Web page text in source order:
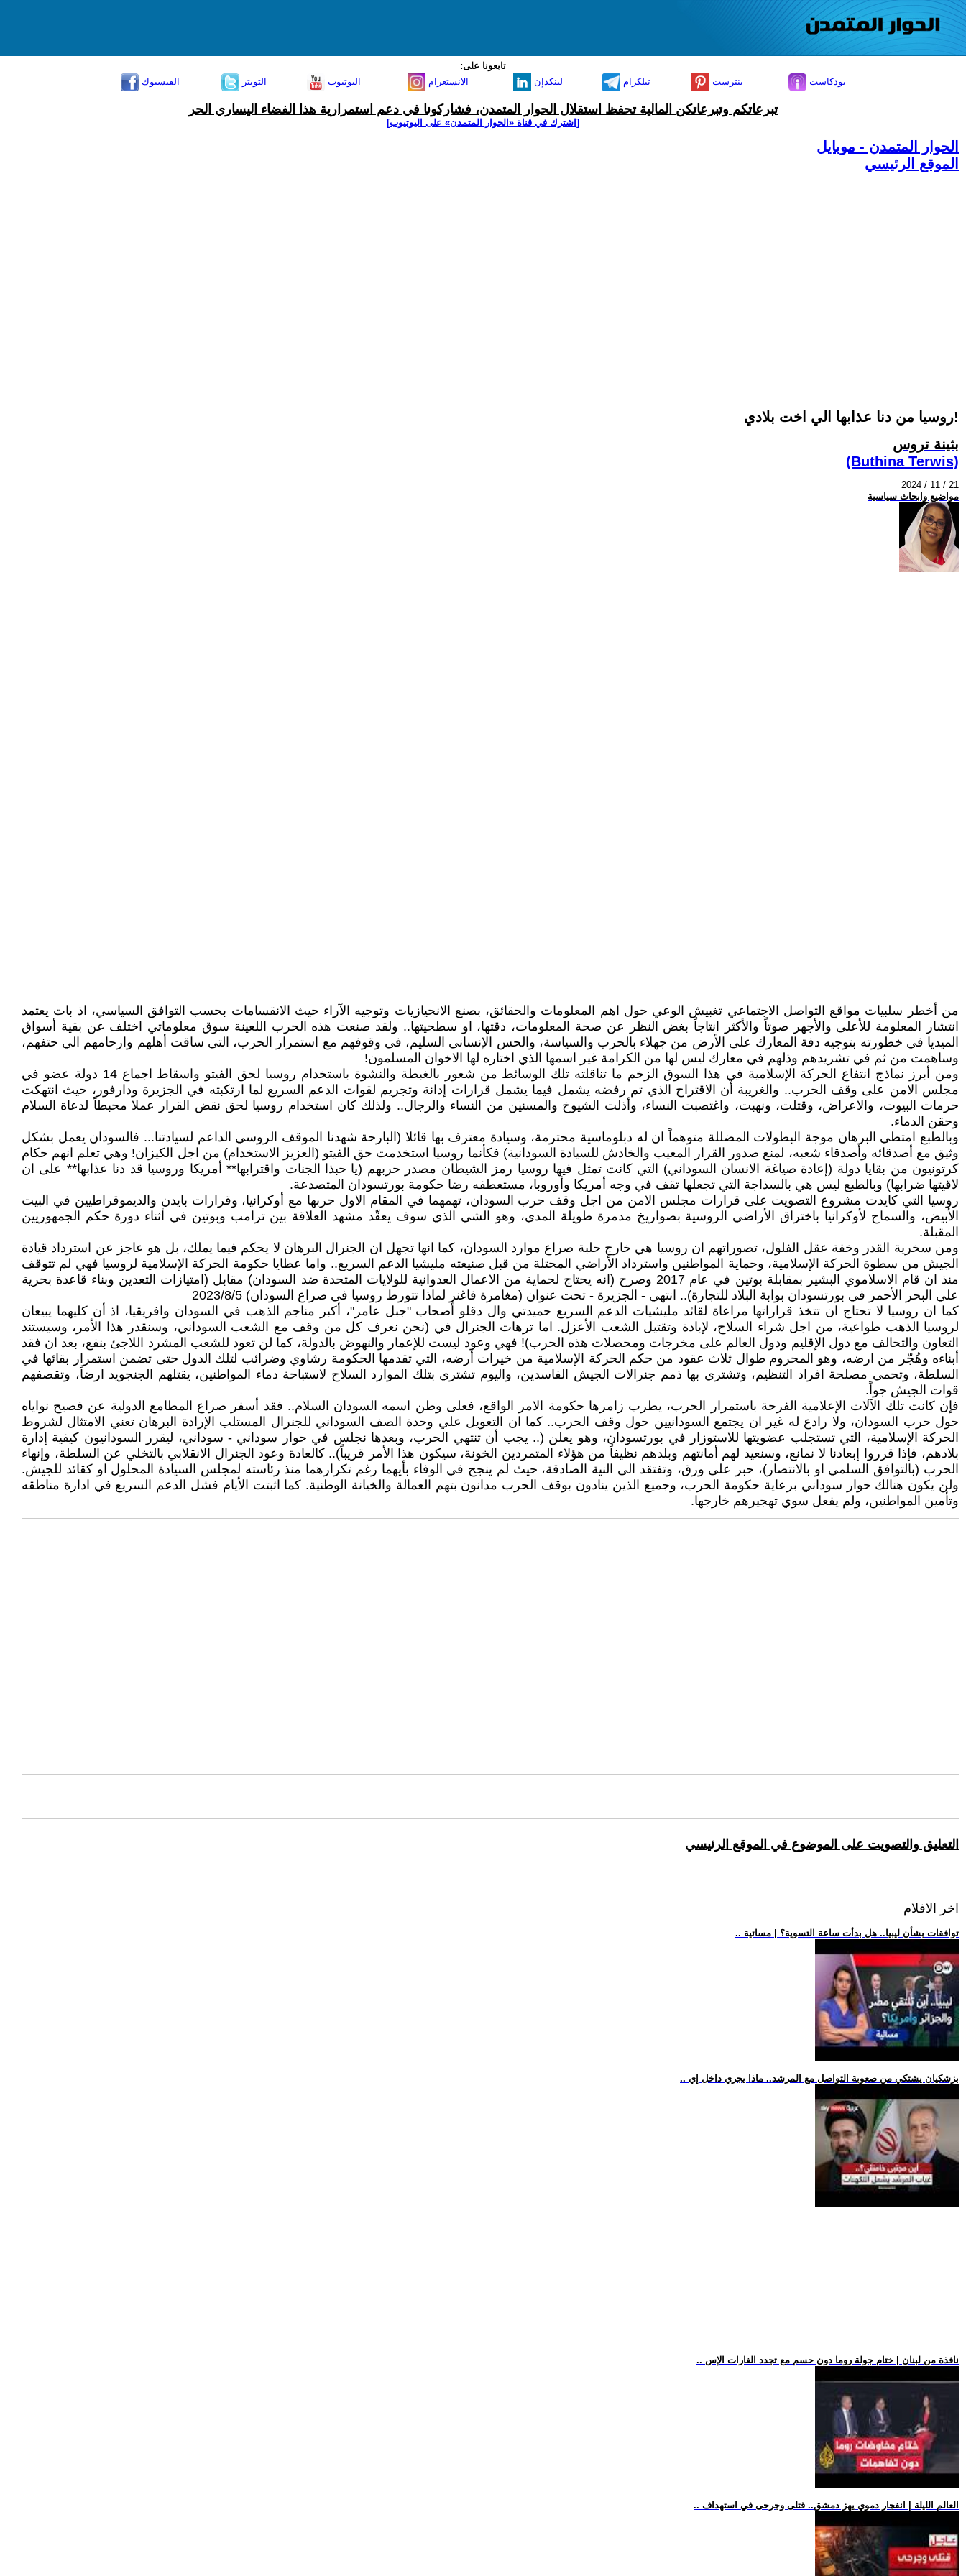
تابعونا على:
الفيسبوك
التويتر اليوتيوب الانستغرام لينكدإن تيلكرام بنترست بودكاست
تبرعاتكم وتبرعاتكن المالية تحفظ استقلال الحوار المتمدن، فشاركونا في دعم استمرارية هذا الفضاء اليساري الحر
[اشترك في قناة ‫«الحوار المتمدن» على اليوتيوب]
الحوار المتمدن - موبايل
الموقع الرئيسي
روسيا من دنا عذابها الي اخت بلادي!
بثينة تروس
(Buthina Terwis)
2024 / 11 / 21
مواضيع وابحاث سياسية
من أخطر سلبيات مواقع التواصل الاجتماعي تغبيش الوعي حول اهم المعلومات والحقائق، بصنع الانحيازيات وتوجيه الآراء حيث الانقسامات بحسب التوافق السياسي، اذ بات يعتمد
انتشار المعلومة للأعلى والأجهر صوتاً والأكثر انتاجاً بغض النظر عن صحة المعلومات، دقتها، او سطحيتها.. ولقد صنعت هذه الحرب اللعينة سوق معلوماتي اختلف عن بقية أسواق
الميديا في خطورته بتوجيه دفة المعارك على الأرض من جهلاء بالحرب والسياسة، والحس الإنساني السليم، في وقوفهم مع استمرار الحرب، التي ساقت أهلهم وارحامهم الي حتفهم،
وساهمت من ثم في تشريدهم وذلهم في معارك ليس لها من الكرامة غير اسمها الذي اختاره لها الاخوان المسلمون!
ومن أبرز نماذج انتفاع الحركة الإسلامية في هذا السوق الزخم ما تناقلته تلك الوسائط من شعور بالغبطة والنشوة باستخدام روسيا لحق الفيتو واسقاط اجماع 14 دولة عضو في
مجلس الامن على وقف الحرب.. والغريبة أن الاقتراح الذي تم رفضه يشمل فيما يشمل قرارات إدانة وتجريم لقوات الدعم السريع لما ارتكبته في الجزيرة ودارفور، حيث انتهكت
حرمات البيوت، والاعراض، وقتلت، ونهبت، واغتصبت النساء، وأذلت الشيوخ والمسنين من النساء والرجال.. ولذلك كان استخدام روسيا لحق نقض القرار عملا محبطاً لدعاة السلام
وحقن الدماء.
وبالطبع امتطي البرهان موجة البطولات المضللة متوهماً ان له دبلوماسية محترمة، وسيادة معترف بها قائلا (البارحة شهدنا الموقف الروسي الداعم لسيادتنا... فالسودان يعمل بشكل
وثيق مع أصدقائه وأصدقاء شعبه، لمنع صدور القرار المعيب والخادش للسيادة السودانية) فكأنما روسيا استخدمت حق الفيتو (العزيز الاستخدام) من اجل الكيزان! وهي تعلم انهم حكام
كرتونيون من بقايا دولة (إعادة صياغة الانسان السوداني) التي كانت تمثل فيها روسيا رمز الشيطان مصدر حربهم (يا حبذا الجنات واقترابها** أمريكا وروسيا قد دنا عذابها** على ان
لاقيتها ضرابها) وبالطبع ليس هي بالسذاجة التي تجعلها تقف في وجه أمريكا وأوروبا، مستعطفه رضا حكومة بورتسودان المتصدعة.
روسيا التي كايدت مشروع التصويت على قرارات مجلس الامن من اجل وقف حرب السودان، تهمهما في المقام الاول حربها مع أوكرانيا، وقرارات بايدن والديموقراطيين في البيت
الأبيض، والسماح لأوكرانيا باختراق الأراضي الروسية بصواريخ مدمرة طويلة المدي، وهو الشي الذي سوف يعقّد مشهد العلاقة بين ترامب وبوتين في أثناء دورة حكم الجمهوريين
المقبلة.
ومن سخرية القدر وخفة عقل الفلول، تصوراتهم ان روسيا هي خارج حلبة صراع موارد السودان، كما انها تجهل ان الجنرال البرهان لا يحكم فيما يملك، بل هو عاجز عن استرداد قيادة
الجيش من سطوة الحركة الإسلامية، وحماية المواطنين واسترداد الأراضي المحتلة من قبل صنيعته مليشيا الدعم السريع.. واما عطايا حكومة الحركة الإسلامية لروسيا فهي لم تتوقف
منذ ان قام الاسلاموي البشير بمقابلة بوتين في عام 2017 وصرح (انه يحتاج لحماية من الاعمال العدوانية للولايات المتحدة ضد السودان) مقابل (امتيازات التعدين وبناء قاعدة بحرية
علي البحر الأحمر في بورتسودان بوابة البلاد للتجارة).. انتهي - الجزيرة - تحت عنوان (مغامرة فاغنر لماذا تتورط روسيا في صراع السودان) 2023/8/5
كما ان روسيا لا تحتاج ان تتخذ قراراتها مراعاة لقائد مليشيات الدعم السريع حميدتي وال دقلو أصحاب "جبل عامر"، أكبر مناجم الذهب في السودان وافريقيا، اذ أن كليهما يبيعان
لروسيا الذهب طواعية، من اجل شراء السلاح، لإبادة وتقتيل الشعب الأعزل. اما ترهات الجنرال في (نحن نعرف كل من وقف مع الشعب السوداني، وسنقدر هذا الأمر، وسيستند
التعاون والتحالف مع دول الإقليم ودول العالم على مخرجات ومحصلات هذه الحرب)! فهي وعود ليست للإعمار والنهوض بالدولة، كما لن تعود للشعب المشرد اللاجئ بنفع، بعد ان فقد
أبناءه وهُجّر من ارضه، وهو المحروم طوال ثلاث عقود من حكم الحركة الإسلامية من خيرات أرضه، التي تقدمها الحكومة رشاوي وضرائب لتلك الدول حتى تضمن استمرار بقائها في
السلطة، وتحمي مصلحة افراد التنظيم، وتشتري بها ذمم جنرالات الجيش الفاسدين، واليوم تشتري بتلك الموارد السلاح لاستباحة دماء المواطنين، يقتلهم الجنجويد ارضاً، وتقصفهم
قوات الجيش جواً.
فإن كانت تلك الآلات الإعلامية الفرحة باستمرار الحرب، يطرب زامرها حكومة الامر الواقع، فعلى وطن اسمه السودان السلام.. فقد أسفر صراع المطامع الدولية عن فصيح نواياه
حول حرب السودان، ولا رادع له غير ان يجتمع السودانيين حول وقف الحرب.. كما ان التعويل علي وحدة الصف السوداني للجنرال المستلب الإرادة البرهان تعني الامتثال لشروط
الحركة الإسلامية، التي تستجلب عضويتها للاستوزار في بورتسودان، وهو يعلن (.. يجب أن تنتهي الحرب، وبعدها نجلس في حوار سوداني - سوداني، ليقرر السودانيون كيفية إدارة
بلادهم، فإذا قرروا إبعادنا لا نمانع، وسنعيد لهم أمانتهم وبلدهم نظيفاً من هؤلاء المتمردين الخونة، سيكون هذا الأمر قريباً).. كالعادة وعود الجنرال الانقلابي بالتخلي عن السلطة، وإنهاء
الحرب (بالتوافق السلمي او بالانتصار)، حبر على ورق، وتفتقد الى النية الصادقة، حيث لم ينجح في الوفاء بأيهما رغم تكرارهما منذ رئاسته لمجلس السيادة المحلول او كقائد للجيش.
ولن يكون هنالك حوار سوداني برعاية حكومة الحرب، وجميع الذين ينادون بوقف الحرب مدانون بتهم العمالة والخيانة الوطنية. كما اثبتت الأيام فشل الدعم السريع في ادارة مناطقه
وتأمين المواطنين، ولم يفعل سوي تهجيرهم خارجها.
التعليق والتصويت على الموضوع في الموقع الرئيسي
اخر الافلام
.. توافقات بشأن ليبيا.. هل بدأت ساعة التسوية؟ | مسائية
.. بزشكيان يشتكي من صعوبة التواصل مع المرشد.. ماذا يجري داخل إي
.. نافذة من لبنان | ختام جولة روما دون حسم مع تجدد الغارات الإس
.. العالم الليلة | انفجار دموي يهز دمشق.. قتلى وجرحى في استهداف